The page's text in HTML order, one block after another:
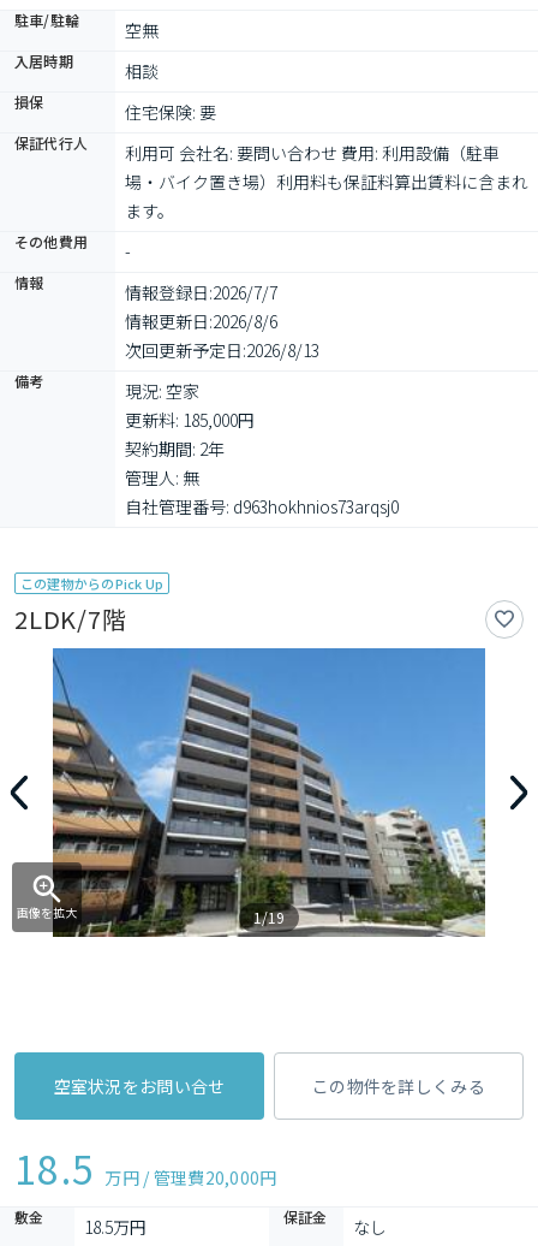
駐車/駐輪 空無
入居時期 相談
損保 住宅保険: 要
保証代行人
利用可 会社名: 要問い合わせ 費用: 利用設備（駐車
場・バイク置き場）利用料も保証料算出賃料に含まれ
ます。
その他費用 -
情報 情報登録日:2026/7/7
情報更新日:2026/8/6
次回更新予定日:2026/8/13
備考
現況: 空家
更新料: 185,000円
契約期間: 2年
管理人: 無
自社管理番号: d963hokhnios73arqsj0
この建物からのPick Up
2LDK/7階
画像を拡大 1/19
空室状況をお問い合せ この物件を詳しくみる
18.5 万円 / 管理費20,000円
敷金 18.5万円 保証金 なし